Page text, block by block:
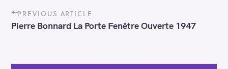
P
o
s
a
PREVIOUS ARTICLE
Pierre Bonnard La Porte Fenêtre Ouverte 1947